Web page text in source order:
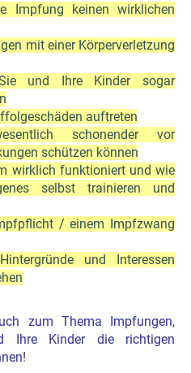
Impfung keinen wirklichen
mit einer Körperverletzung
und Ihre Kinder sogar
auftreten
schonender vor
schützen können
wirklich funktioniert und wie
selbst trainieren und
/ einem Impfzwang
und Interessen
zum Thema Impfungen,
Kinder die richtigen